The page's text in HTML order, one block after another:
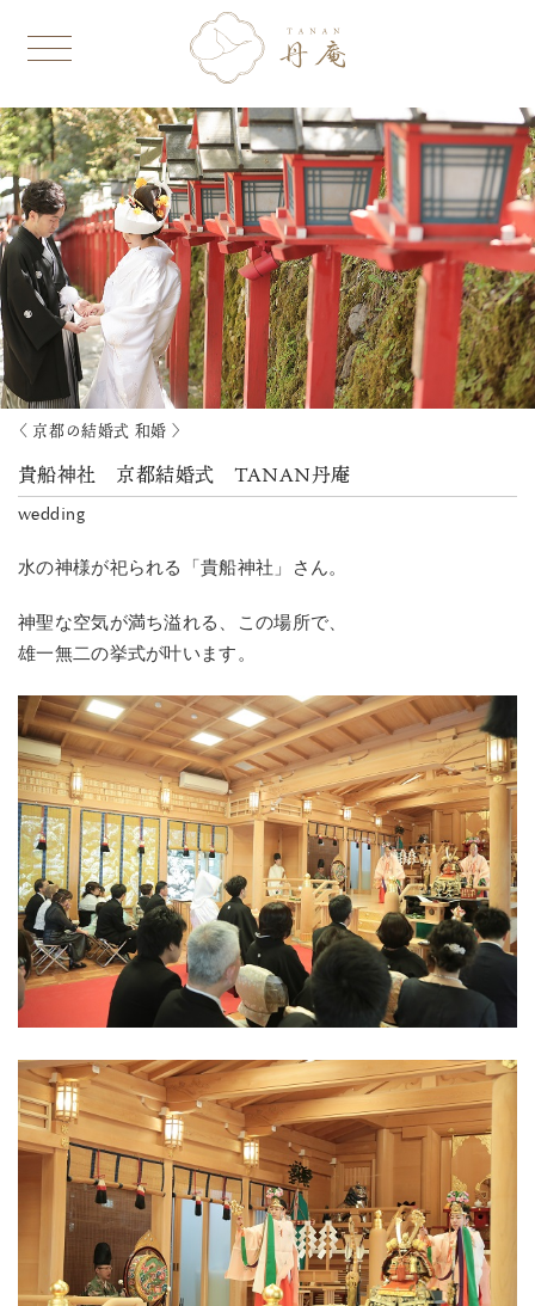
〈 京都の結婚式 和婚 〉
貴船神社 京都結婚式 TANAN丹庵
wedding
水の神様が祀られる「貴船神社」さん。
神聖な空気が満ち溢れる、この場所で、
雄一無二の挙式が叶います。